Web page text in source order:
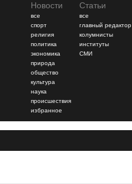
Новости
все
спорт
религия
политика
экономика
природа
общество
культура
наука
происшествия
избранное
Статьи
все
главный редактор
колумнисты
институты
СМИ